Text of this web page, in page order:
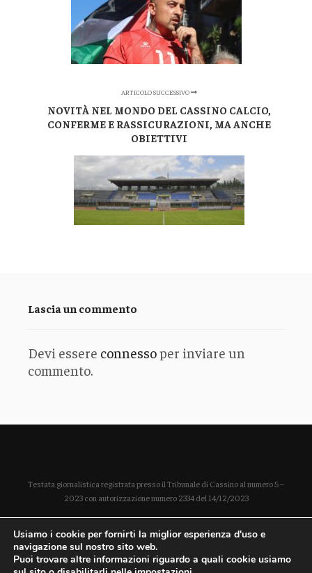
ARTICOLO SUCCESSIVO
NOVITÀ NEL MONDO DEL CASSINO CALCIO,
CONFERME E RASSICURAZIONI, MA ANCHE
OBIETTIVI
Lascia un commento
Devi essere connessoper inviare un
commento.
Testata giornalistica registrata presso il Tribunale di Cassino al numero 5 –
2023 con autorizzazione numero 2334 del 14/12/2023
Direttore responsabile Paola Enrica Polidoro
P. IVA 03254490604
Usiamo i cookie per fornirti la miglior esperienza d'uso e
navigazione sul nostro sito web.
Puoi trovare altre informazioni riguardo a quali cookie usiamo